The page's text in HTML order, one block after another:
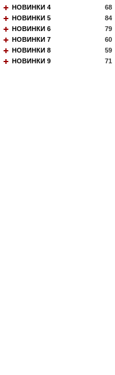
68
НОВИНКИ 4
84
НОВИНКИ 5
79
НОВИНКИ 6
60
НОВИНКИ 7
59
НОВИНКИ 8
71
НОВИНКИ 9